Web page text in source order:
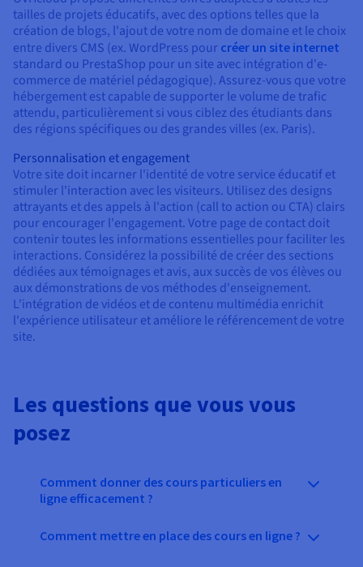
tailles de projets éducatifs, avec des options telles que la
création de blogs, l'ajout de votre nom de domaine et le choix
entre divers CMS (ex. WordPress pour créer un site internet
standard ou PrestaShop pour un site avec intégration d'e-
commerce de matériel pédagogique). Assurez-vous que votre
hébergement est capable de supporter le volume de trafic
attendu, particulièrement si vous ciblez des étudiants dans
des régions spécifiques ou des grandes villes (ex. Paris).
Personnalisation et engagement
Votre site doit incarner l'identité de votre service éducatif et
stimuler l'interaction avec les visiteurs. Utilisez des designs
attrayants et des appels à l'action (call to action ou CTA) clairs
pour encourager l'engagement. Votre page de contact doit
contenir toutes les informations essentielles pour faciliter les
interactions. Considérez la possibilité de créer des sections
dédiées aux témoignages et avis, aux succès de vos élèves ou
aux démonstrations de vos méthodes d'enseignement.
L'intégration de vidéos et de contenu multimédia enrichit
l'expérience utilisateur et améliore le référencement de votre
site.
Les questions que vous vous
posez
Comment donner des cours particuliers en
ligne efficacement ?
Comment mettre en place des cours en ligne ?